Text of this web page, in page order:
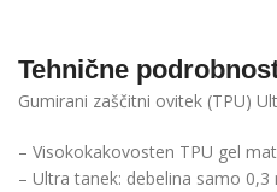
Tehnične
Gumirani zaščitni ovitek (TPU)
– Visokokakovosten TPU gel
– Ultra tanek: debelina samo 0,3